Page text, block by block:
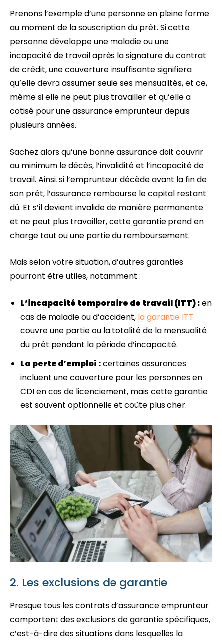
Prenons l’exemple d’une personne en pleine forme
au moment de la souscription du prêt. Si cette
personne développe une maladie ou une
incapacité de travail après la signature du contrat
de crédit, une couverture insuffisante signifiera
qu’elle devra assumer seule ses mensualités, et ce,
même si elle ne peut plus travailler et qu’elle a
cotisé pour une assurance emprunteur depuis
plusieurs années.
Sachez alors qu’une bonne assurance doit couvrir
au minimum le décès, l’invalidité et l’incapacité de
travail. Ainsi, si l’emprunteur décède avant la fin de
son prêt, l’assurance rembourse le capital restant
dû. Et s’il devient invalide de manière permanente
et ne peut plus travailler, cette garantie prend en
charge tout ou une partie du remboursement.
Mais selon votre situation, d’autres garanties
pourront être utiles, notamment :
L’incapacité temporaire de travail (ITT) :en
cas de maladie ou d’accident, la garantie ITT
couvre une partie ou la totalité de la mensualité
du prêt pendant la période d’incapacité.
La perte d’emploi :certaines assurances
incluent une couverture pour les personnes en
CDI en cas de licenciement, mais cette garantie
est souvent optionnelle et coûte plus cher.
2. Les exclusions de garantie
Presque tous les contrats d’assurance emprunteur
comportent des exclusions de garantie spécifiques,
c’est-à-dire des situations dans lesquelles la